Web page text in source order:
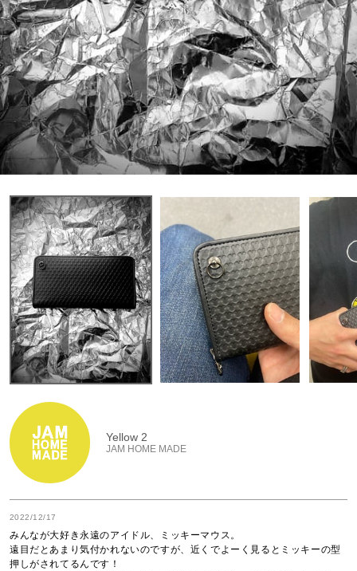
Yellow 2
JAM HOME MADE
2022/12/17
みんなが大好き永遠のアイドル、ミッキーマウス。
遠目だとあまり気付かれないのですが、近くでよーく見るとミッキーの型
押しがされてるんです！